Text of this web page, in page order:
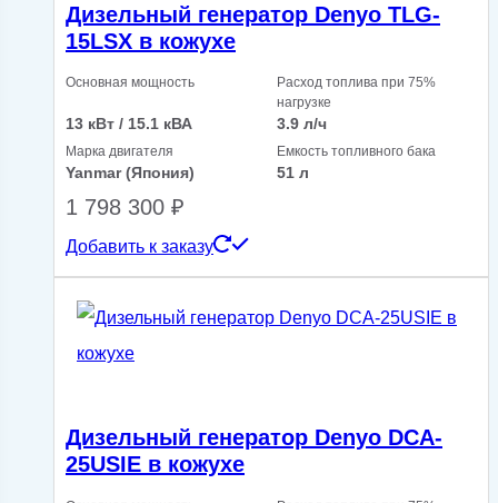
Дизельный генератор Denyo TLG-
15LSX в кожухе
Основная мощность
13 кВт / 15.1 кВА
Расход топлива при 75%
нагрузке
3.9 л/ч
Марка двигателя
Yanmar (Япония)
Емкость топливного бака
51 л
1 798 300 ₽
Добавить к заказу
Дизельный генератор Denyo DCA-
25USIE в кожухе